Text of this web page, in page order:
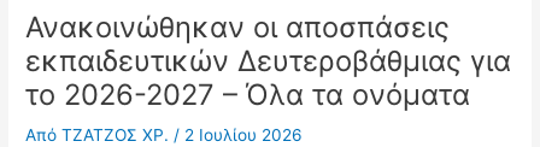
Ανακοινώθηκαν οι αποσπάσεις
εκπαιδευτικών Δευτεροβάθμιας για
το 2026-2027 – Όλα τα ονόματα
ΑπόΤΖΑΤΖΟΣ ΧΡ./ 2 Ιουλίου 2026